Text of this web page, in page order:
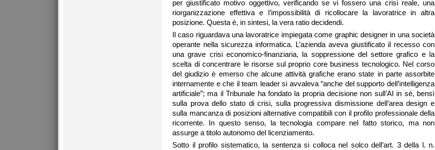
per giustificato motivo oggettivo, verificando se vi fossero una crisi reale, una
riorganizzazione effettiva e l’impossibilità di ricollocare la lavoratrice in altra
posizione. Questa è, in sintesi, la vera ratio decidendi.
Il caso riguardava una lavoratrice impiegata come graphic designer in una società
operante nella sicurezza informatica. L’azienda aveva giustificato il recesso con
una grave crisi economico-finanziaria, la soppressione del settore grafico e la
scelta di concentrare le risorse sul proprio core business tecnologico. Nel corso
del giudizio è emerso che alcune attività grafiche erano state in parte assorbite
internamente e che il team leader si avvaleva “anche del supporto dell’intelligenza
artificiale”; ma il Tribunale ha fondato la propria decisione non sull’AI in sé, bensì
sulla prova dello stato di crisi, sulla progressiva dismissione dell’area design e
sulla mancanza di posizioni alternative compatibili con il profilo professionale della
ricorrente. In questo senso, la tecnologia compare nel fatto storico, ma non
assurge a titolo autonomo del licenziamento.
Sotto il profilo sistematico, la sentenza si colloca nel solco dell’art. 3 della l. n.